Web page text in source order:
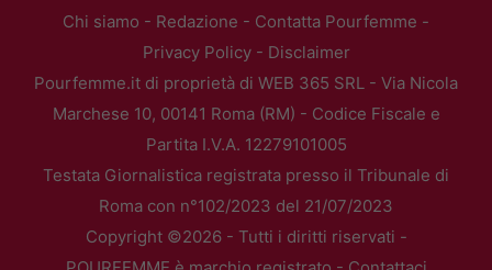
Chi siamo - Redazione - Contatta Pourfemme -
Privacy Policy- Disclaimer
Pourfemme.it di proprietà di WEB 365 SRL - Via Nicola
Marchese 10, 00141 Roma (RM) - Codice Fiscale e
Partita I.V.A. 12279101005
Testata Giornalistica registrata presso il Tribunale di
Roma con n°102/2023 del 21/07/2023
Copyright ©2026 - Tutti i diritti riservati -